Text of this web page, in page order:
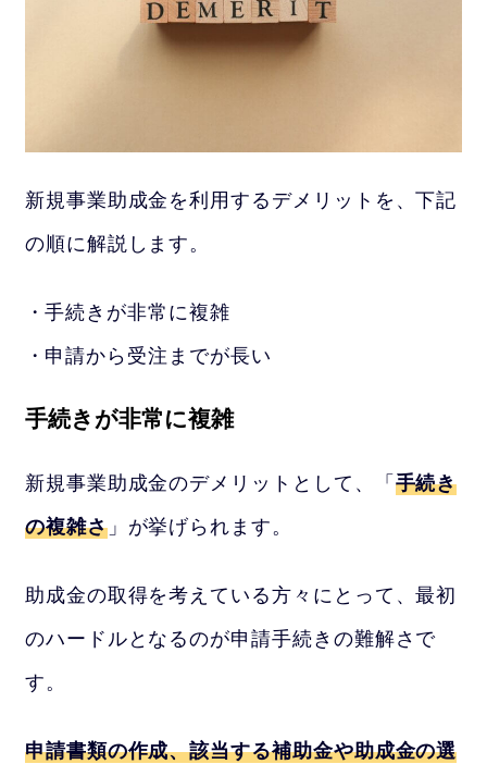
新規事業助成金を利用するデメリットを、下記
の順に解説します。
手続きが非常に複雑
申請から受注までが長い
手続きが非常に複雑
新規事業助成金のデメリットとして、「手続き
の複雑さ」が挙げられます。
助成金の取得を考えている方々にとって、最初
のハードルとなるのが申請手続きの難解さで
す。
申請書類の作成、該当する補助金や助成金の選